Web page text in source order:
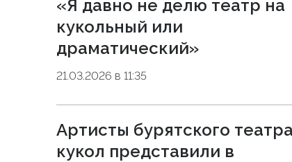
«Я давно не делю театр на
кукольный или
драматический»
21.03.2026 в 11:35
Артисты бурятского театра
кукол представили в